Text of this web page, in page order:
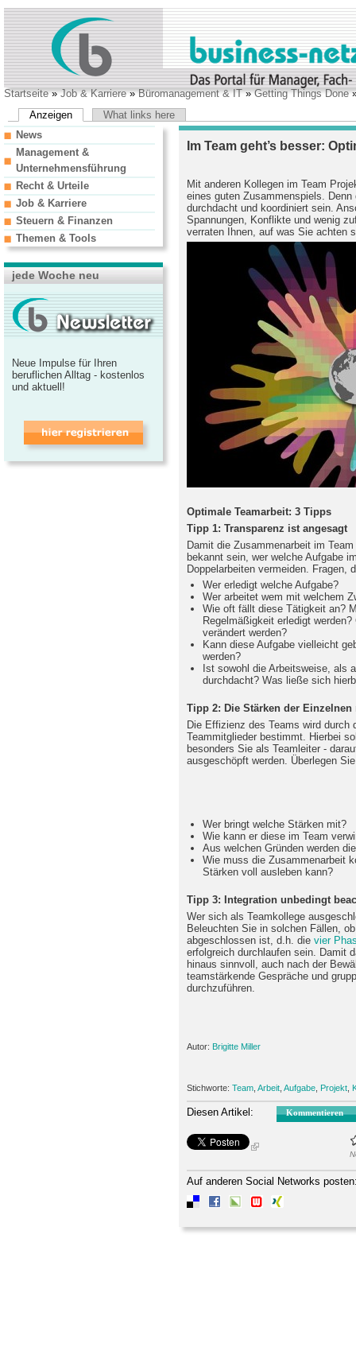
Startseite»Job & Karriere»Büromanagement & IT»Getting Things Done
Anzeigen
What links here
Im Team geht’s besser:
Mit anderen Kollegen im Team
eines guten Zusammenspiels.
durchdacht und koordiniert sein.
Spannungen, Konflikte und wenig
verraten Ihnen, auf was Sie achten
Optimale Teamarbeit: 3 Tipps
Tipp 1: Transparenz ist angesagt
Damit die Zusammenarbeit im
bekannt sein, wer welche Aufgabe
Doppelarbeiten vermeiden. Fragen,
Wer erledigt welche Aufgabe?
Wer arbeitet wem mit welchem
Wie oft fällt diese Tätigkeit an?
Regelmäßigkeit erledigt
verändert werden?
Kann diese Aufgabe vielleicht
werden?
Ist sowohl die Arbeitsweise, als
durchdacht? Was ließe sich
Tipp 2: Die Stärken der Einzelnen
Die Effizienz des Teams wird durch
Teammitglieder bestimmt. Hierbei
besonders Sie als Teamleiter -
ausgeschöpft werden. Überlegen
Wer bringt welche Stärken mit?
Wie kann er diese im Team
Aus welchen Gründen werden
Wie muss die Zusammenarbeit
Stärken voll ausleben kann?
Tipp 3: Integration unbedingt
Wer sich als Teamkollege
Beleuchten Sie in solchen Fällen,
abgeschlossen ist, d.h. die vier
erfolgreich durchlaufen sein. Damit
hinaus sinnvoll, auch nach der
teamstärkende Gespräche und
durchzuführen.
Autor: Brigitte Miller
Stichworte: Team Arbeit Aufgabe Projekt
Diesen Artikel: Kommentieren
Auf anderen Social Networks
News
Management &
Unternehmensführung
Recht & Urteile
Job & Karriere
Steuern & Finanzen
Themen & Tools
jede Woche neu
Neue Impulse für Ihren
beruflichen Alltag - kostenlos
und aktuell!